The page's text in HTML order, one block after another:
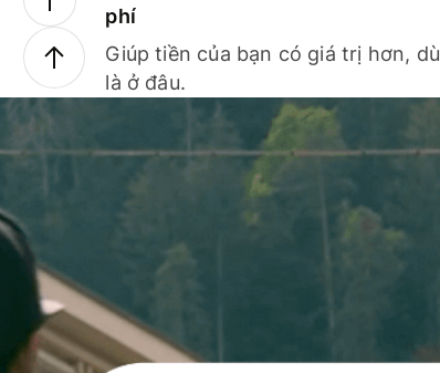
phí
Giúp tiền của bạn có giá trị hơn, dù
là ở đâu.